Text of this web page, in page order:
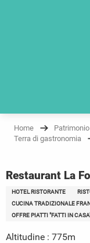
Home
Terra di gastronomia
Restaurant La
HOTEL RISTORANTE
CUCINA TRADIZIONALE
OFFRE PIATTI "FATTI IN
Altitudine : 775m